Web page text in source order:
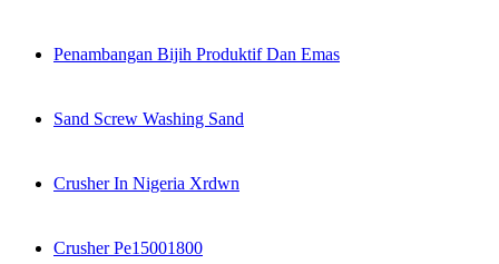
Penambangan Bijih Produktif Dan Emas
Sand Screw Washing Sand
Crusher In Nigeria Xrdwn
Crusher Pe15001800